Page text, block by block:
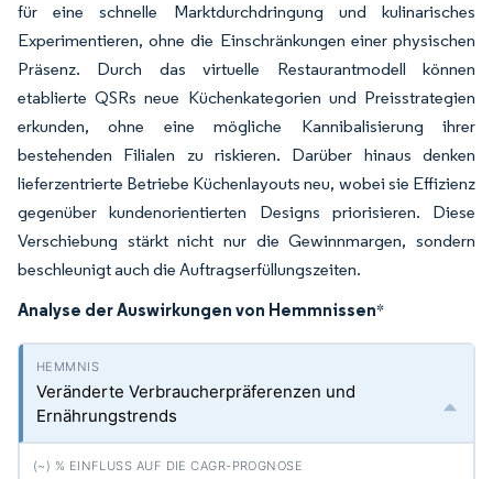
für eine schnelle Marktdurchdringung und kulinarisches
Experimentieren, ohne die Einschränkungen einer physischen
Präsenz. Durch das virtuelle Restaurantmodell können
etablierte QSRs neue Küchenkategorien und Preisstrategien
erkunden, ohne eine mögliche Kannibalisierung ihrer
bestehenden Filialen zu riskieren. Darüber hinaus denken
lieferzentrierte Betriebe Küchenlayouts neu, wobei sie Effizienz
gegenüber kundenorientierten Designs priorisieren. Diese
Verschiebung stärkt nicht nur die Gewinnmargen, sondern
beschleunigt auch die Auftragserfüllungszeiten.
Analyse der Auswirkungen von Hemmnissen*
Veränderte Verbraucherpräferenzen und
Ernährungstrends